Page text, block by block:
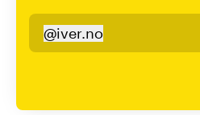
iver.no
@iver.no